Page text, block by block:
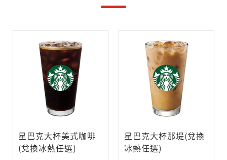
星巴克大杯美式咖啡
(兌換冰熱任選)
星巴克大杯那堤(兌換
冰熱任選)